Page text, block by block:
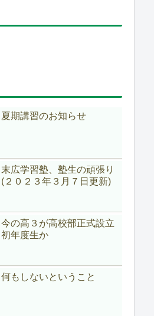
夏期講習のお知らせ
末広学習塾、塾生の頑張り
(２０２３年３月７日更新)
今の高３が高校部正式設立
初年度生か
何もしないということ